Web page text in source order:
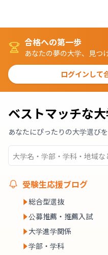
合格への第一歩
あなたの夢の大学、見つ
ログインして
ベストマッチな
あなたにぴったりの大学選び
受験生応援ブログ
総合型選抜
公募推薦・推薦入試
大学進学関係
学部・学科